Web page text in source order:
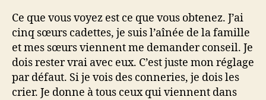
Ce que vous voyez est ce que vous obtenez. J’ai
cinq sœurs cadettes, je suis l’aînée de la famille
et mes sœurs viennent me demander conseil. Je
dois rester vrai avec eux. C’est juste mon réglage
par défaut. Si je vois des conneries, je dois les
crier. Je donne à tous ceux qui viennent dans